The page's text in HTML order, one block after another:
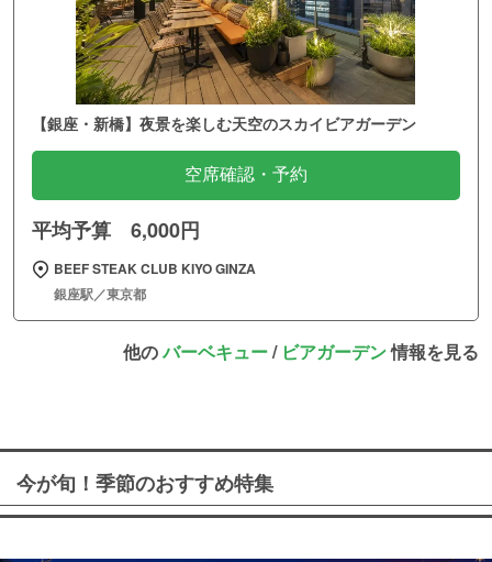
【銀座・新橋】夜景を楽しむ天空のスカイビアガーデン
空席確認・予約
平均予算 6,000円
BEEF STEAK CLUB KIYO GINZA
銀座駅／東京都
他のバーベキュー/ ビアガーデン情報を見る
今が旬！季節のおすすめ特集